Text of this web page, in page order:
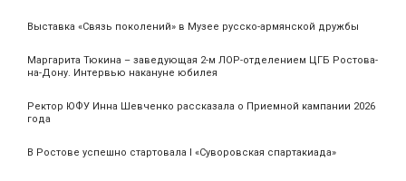
Выставка «Связь поколений» в Музее русско-армянской дружбы
Маргарита Тюкина – заведующая 2-м ЛОР-отделением ЦГБ Ростова-
на-Дону. Интервью накануне юбилея
Ректор ЮФУ Инна Шевченко рассказала о Приемной кампании 2026
года
В Ростове успешно стартовала I «Суворовская спартакиада»